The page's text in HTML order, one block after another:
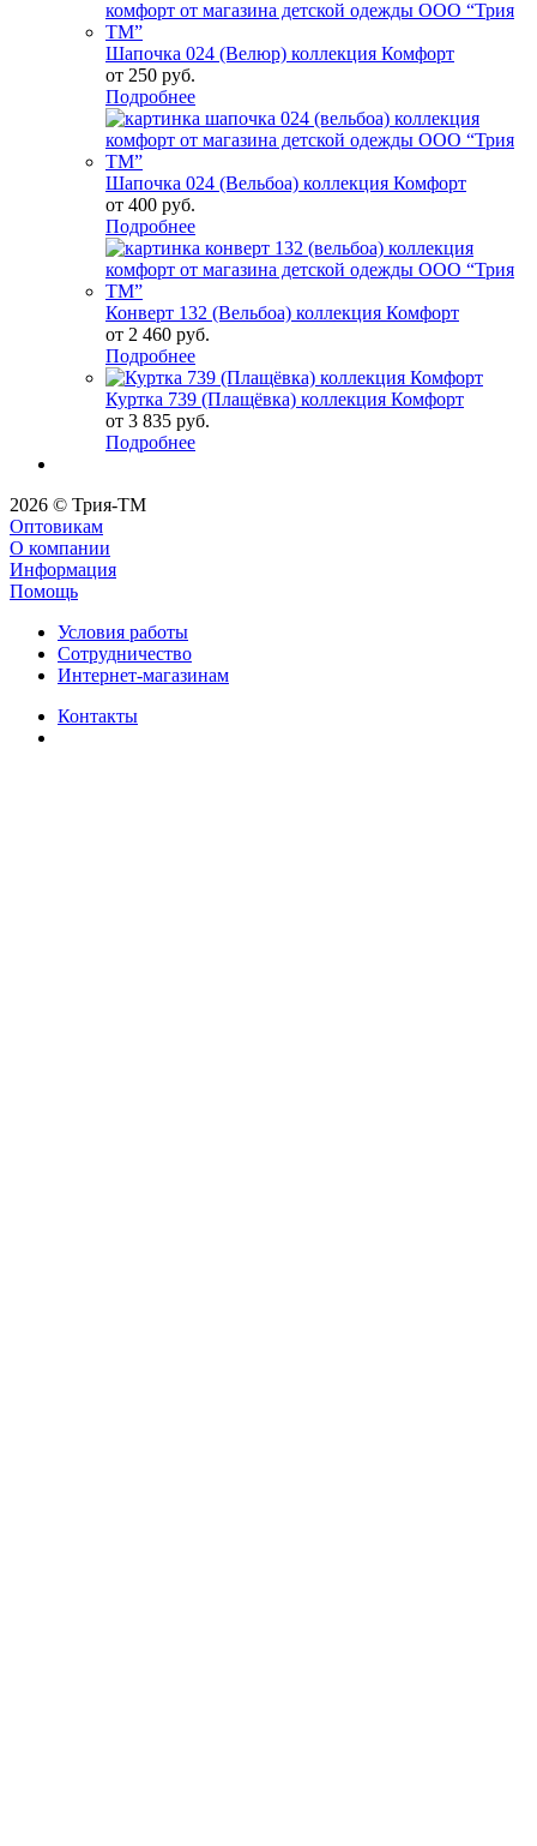
Шапочка 024 (Велюр) коллекция Комфорт
от 250 руб.
Подробнее
Шапочка 024 (Вельбоа) коллекция Комфорт
от 400 руб.
Подробнее
Конверт 132 (Вельбоа) коллекция Комфорт
от 2 460 руб.
Подробнее
Куртка 739 (Плащёвка) коллекция Комфорт
от 3 835 руб.
Подробнее
2026 © Трия-ТМ
Оптовикам
О компании
Информация
Помощь
Условия работы
Сотрудничество
Интернет-магазинам
Контакты